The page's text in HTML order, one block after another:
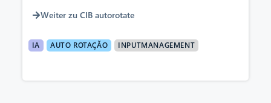
Weiter zu CIB autorotate
IA AUTO ROTAÇÃO INPUTMANAGEMENT